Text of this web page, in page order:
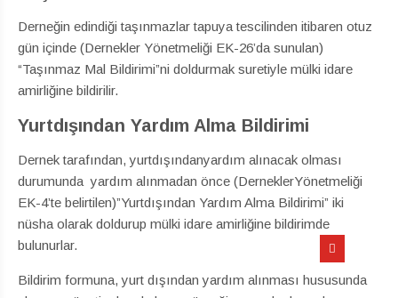
Derneğin edindiği taşınmazlar tapuya tescilinden itibaren otuz
gün içinde (Dernekler Yönetmeliği EK-26’da sunulan)
“Taşınmaz Mal Bildirimi”ni doldurmak suretiyle mülki idare
amirliğine bildirilir.
Yurtdışından Yardım Alma Bildirimi
Dernek tarafından, yurtdışındanyardım alınacak olması
durumunda yardım alınmadan önce (DerneklerYönetmeliği
EK-4’te belirtilen)”Yurtdışından Yardım Alma Bildirimi” iki
nüsha olarak doldurup mülki idare amirliğine bildirimde
bulunurlar.
Bildirim formuna, yurt dışından yardım alınması hususunda